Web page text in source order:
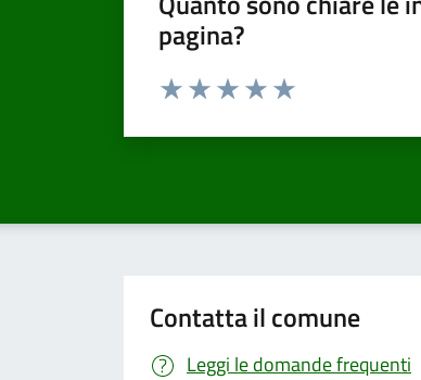
pagina?
Valuta da 1 a 5 stelle la pagina
Contatta il comune
Leggi le domande frequenti